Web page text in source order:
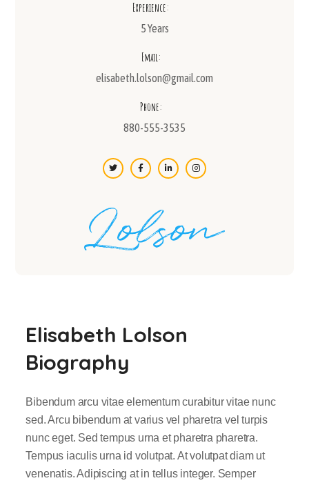
Experience:
5 Years
Email:
elisabeth.lolson@gmail.com
Phone:
880-555-3535
Elisabeth Lolson
Biography
Bibendum arcu vitae elementum curabitur vitae nunc
sed. Arcu bibendum at varius vel pharetra vel turpis
nunc eget. Sed tempus urna et pharetra pharetra.
Tempus iaculis urna id volutpat. At volutpat diam ut
venenatis. Adipiscing at in tellus integer. Semper